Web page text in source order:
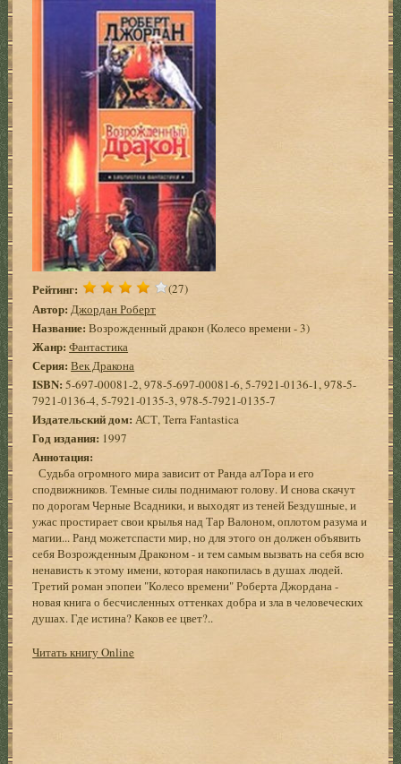
Рейтинг: (27)
Автор: Джордан Роберт
Название: Возрожденный дракон (Колесо времени - 3)
Жанр: Фантастика
Серия: Век Дракона
ISBN: 5-697-00081-2, 978-5-697-00081-6, 5-7921-0136-1, 978-5-
7921-0136-4, 5-7921-0135-3, 978-5-7921-0135-7
Издательский дом: АСТ, Terra Fantastica
Год издания: 1997
Аннотация:
Судьба огромного мира зависит от Ранда ал'Тора и его
сподвижников. Темные силы поднимают голову. И снова скачут
по дорогам Черные Всадники, и выходят из теней Бездушные, и
ужас простирает свои крылья над Тар Валоном, оплотом разума и
магии... Ранд можетспасти мир, но для этого он должен объявить
себя Возрожденным Драконом - и тем самым вызвать на себя всю
ненависть к этому имени, которая накопилась в душах людей.
Третий роман эпопеи "Колесо времени" Роберта Джордана -
новая книга о бесчисленных оттенках добра и зла в человеческих
душах. Где истина? Каков ее цвет?..
Читать книгу Online